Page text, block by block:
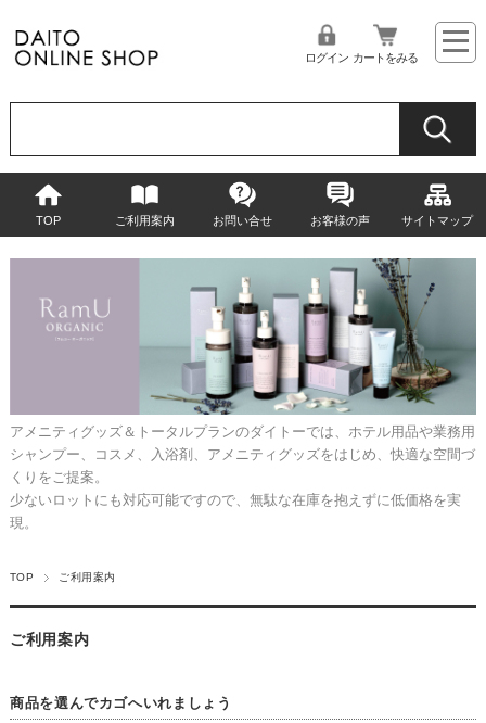
ログイン カートをみる
TOP ご利用案内 お問い合せ お客様の声 サイトマップ
アメニティグッズ＆トータルプランのダイトーでは、ホテル用品や業務用
シャンプー、コスメ、入浴剤、アメニティグッズをはじめ、快適な空間づ
くりをご提案。
少ないロットにも対応可能ですので、無駄な在庫を抱えずに低価格を実
現。
TOP ご利用案内
ご利用案内
商品を選んでカゴへいれましょう